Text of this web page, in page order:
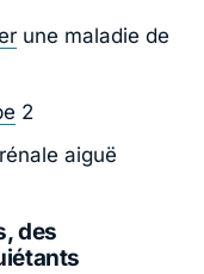
une maladie de
2
aiguë
des